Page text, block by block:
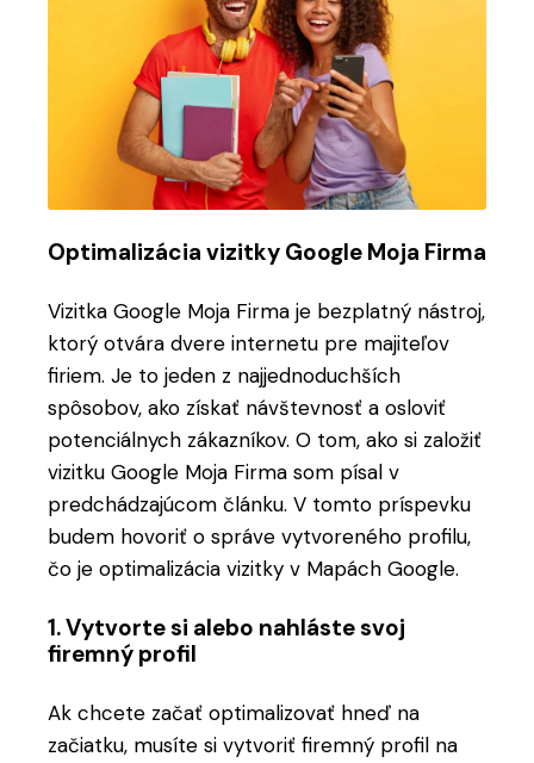
Optimalizácia vizitky Google Moja Firma
Vizitka Google Moja Firma je bezplatný nástroj,
ktorý otvára dvere internetu pre majiteľov
firiem. Je to jeden z najjednoduchších
spôsobov, ako získať návštevnosť a osloviť
potenciálnych zákazníkov. O tom, ako si založiť
vizitku Google Moja Firma som písal v
predchádzajúcom článku. V tomto príspevku
budem hovoriť o správe vytvoreného profilu,
čo je optimalizácia vizitky v Mapách Google.
1. Vytvorte si alebo nahláste svoj
firemný profil
Ak chcete začať optimalizovať hneď na
začiatku, musíte si vytvoriť firemný profil na